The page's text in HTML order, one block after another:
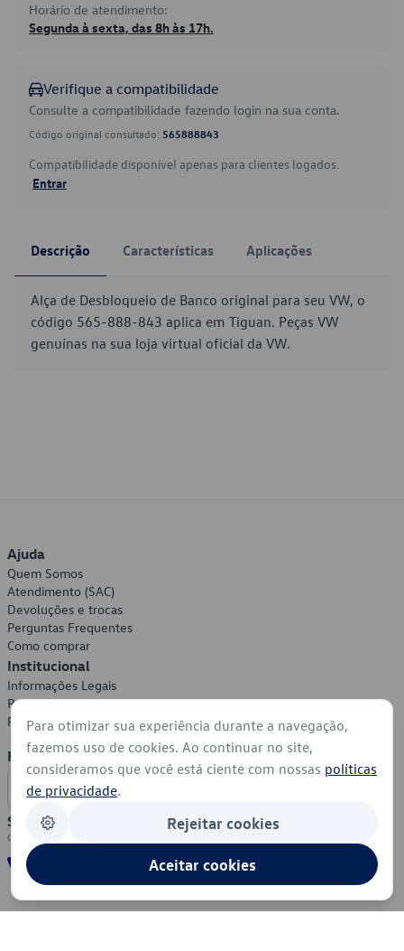
Horário de atendimento:
Segunda à sexta, das 8h às 17h.
Verifique a compatibilidade
Consulte a compatibilidade fazendo login na sua conta.
Código original consultado: 565888843
Compatibilidade disponível apenas para clientes logados.
Entrar
Descrição Características Aplicações
Alça de Desbloqueio de Banco original para seu VW, o
código 565-888-843 aplica em Tiguan. Peças VW
genuínas na sua loja virtual oficial da VW.
Ajuda
Quem Somos
Atendimento (SAC)
Devoluções e trocas
Perguntas Frequentes
Como comprar
Institucional
Informações Legais
Política de Privacidade
Política de Cookies
Formas de Pagamento
Segurança
Para otimizar sua experiência durante a navegação,
fazemos uso de cookies. Ao continuar no site,
consideramos que você está ciente com nossas políticas
de privacidade.
Rejeitar cookies
Aceitar cookies